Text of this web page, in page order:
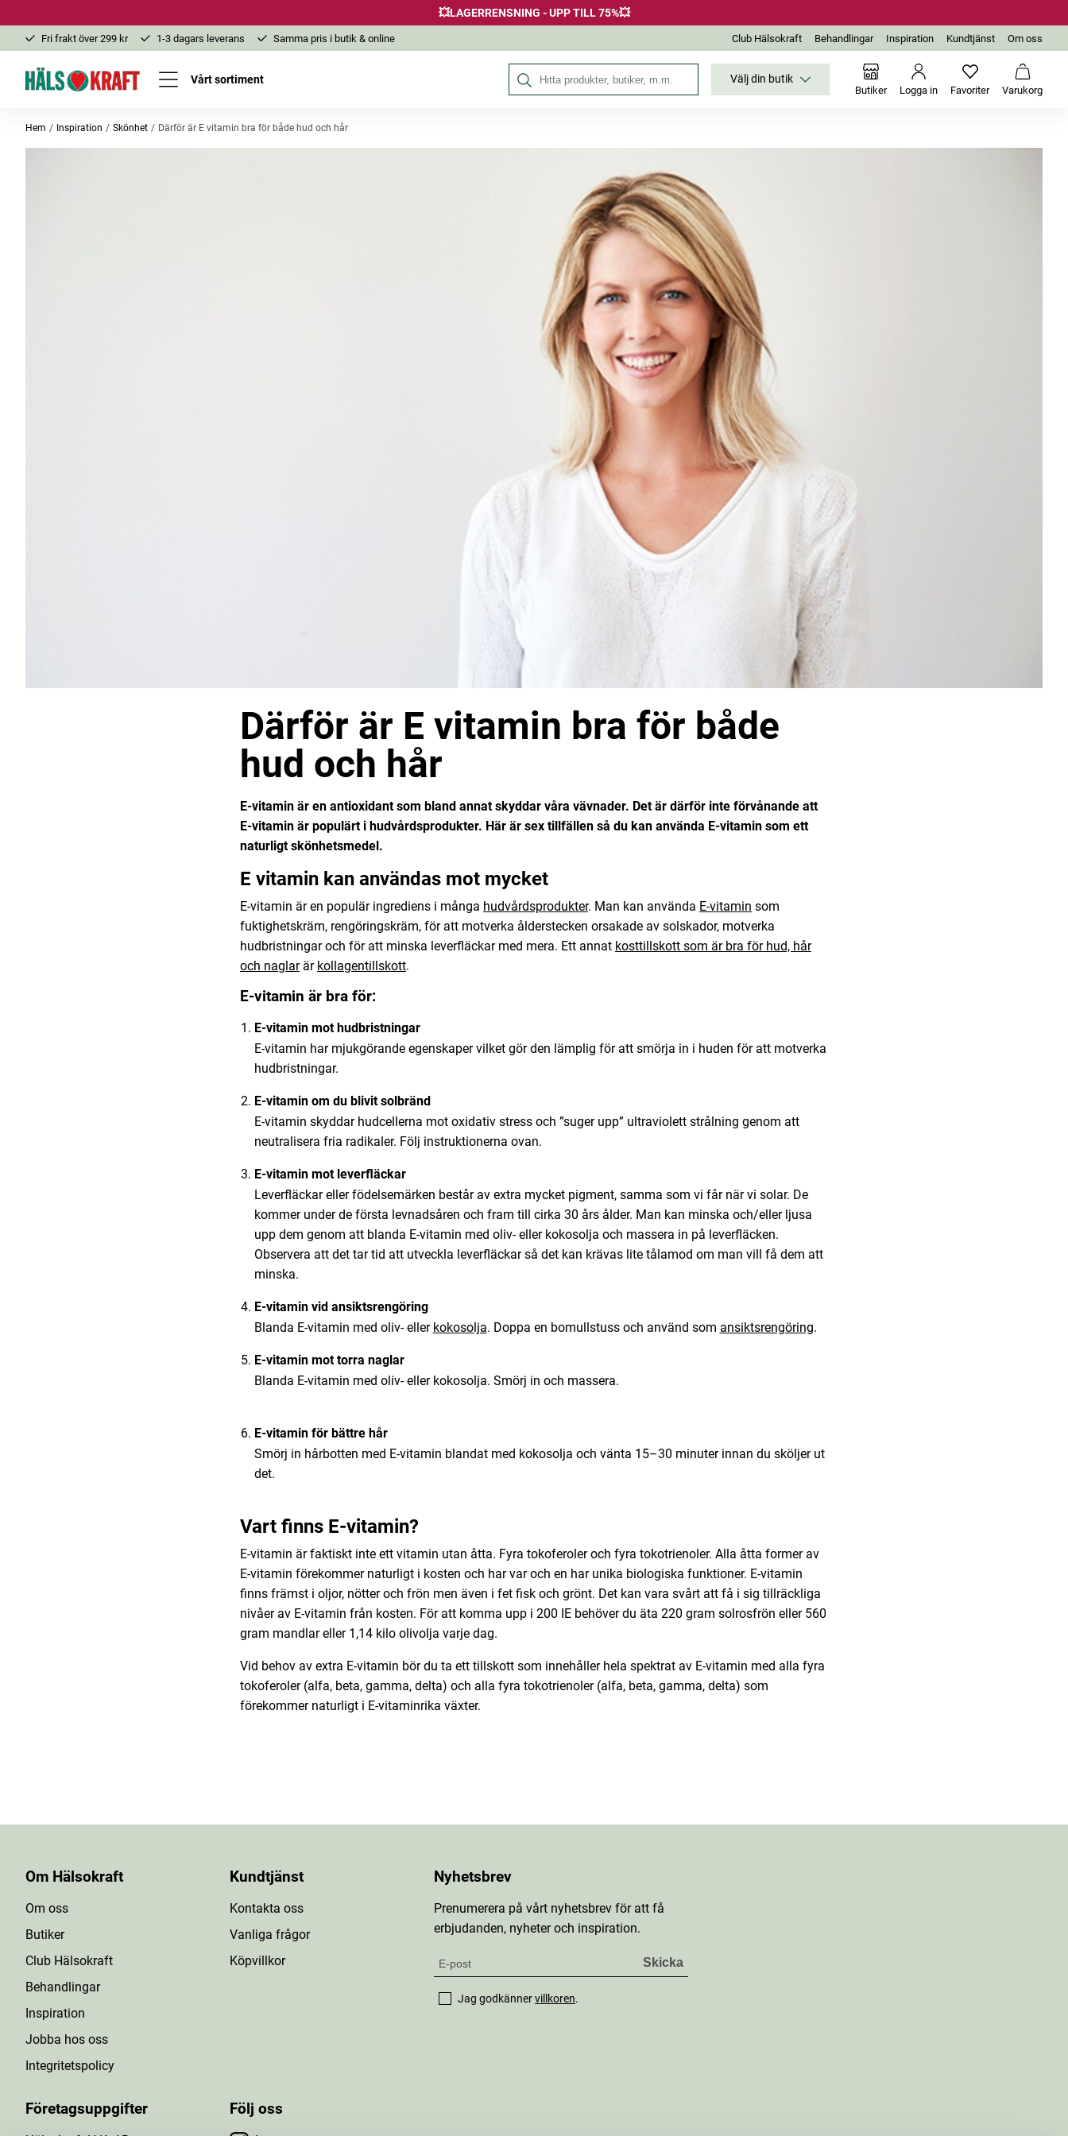
💥LAGERRENSNING - UPP TILL 75%💥
Fri frakt över 299 kr 1-3 dagars leverans Samma pris i butik & online Club Hälsokraft Behandlingar Inspiration Kundtjänst Om oss
Vårt sortiment Sök på Hälsokraft Välj din butik
Butiker Logga in FavoriterInga favoriter
Varukorg
Hem Inspiration Skönhet Därför är E vitamin bra för både hud och hår
Därför är E vitamin bra för både
hud och hår
E-vitamin är en antioxidant som bland annat skyddar våra vävnader. Det är därför inte förvånande att
E-vitamin är populärt i hudvårdsprodukter. Här är sex tillfällen så du kan använda E-vitamin som ett
naturligt skönhetsmedel.
E vitamin kan användas mot mycket
E-vitamin är en populär ingrediens i många hudvårdsprodukter. Man kan använda E-vitamin som
fuktighetskräm, rengöringskräm, för att motverka ålderstecken orsakade av solskador, motverka
hudbristningar och för att minska leverfläckar med mera. Ett annat kosttillskott som är bra för hud, hår
och naglarär kollagentillskott.
E-vitamin är bra för:
E-vitamin mot hudbristningar
E-vitamin har mjukgörande egenskaper vilket gör den lämplig för att smörja in i huden för att motverka
hudbristningar.
E-vitamin om du blivit solbränd
E-vitamin skyddar hudcellerna mot oxidativ stress och ”suger upp” ultraviolett strålning genom att
neutralisera fria radikaler. Följ instruktionerna ovan.
E-vitamin mot leverfläckar
Leverfläckar eller födelsemärken består av extra mycket pigment, samma som vi får när vi solar. De
kommer under de första levnadsåren och fram till cirka 30 års ålder. Man kan minska och/eller ljusa
upp dem genom att blanda E-vitamin med oliv- eller kokosolja och massera in på leverfläcken.
Observera att det tar tid att utveckla leverfläckar så det kan krävas lite tålamod om man vill få dem att
minska.
E-vitamin vid ansiktsrengöring
Blanda E-vitamin med oliv- eller kokosolja. Doppa en bomullstuss och använd som ansiktsrengöring.
E-vitamin mot torra naglar
Blanda E-vitamin med oliv- eller kokosolja. Smörj in och massera.
E-vitamin för bättre hår
Smörj in hårbotten med E-vitamin blandat med kokosolja och vänta 15–30 minuter innan du sköljer ut
det.
Vart finns E-vitamin?
E-vitamin är faktiskt inte ett vitamin utan åtta. Fyra tokoferoler och fyra tokotrienoler. Alla åtta former av
E-vitamin förekommer naturligt i kosten och har var och en har unika biologiska funktioner. E-vitamin
finns främst i oljor, nötter och frön men även i fet fisk och grönt. Det kan vara svårt att få i sig tillräckliga
nivåer av E-vitamin från kosten. För att komma upp i 200 IE behöver du äta 220 gram solrosfrön eller 560
gram mandlar eller 1,14 kilo olivolja varje dag.
Vid behov av extra E-vitamin bör du ta ett tillskott som innehåller hela spektrat av E-vitamin med alla fyra
tokoferoler (alfa, beta, gamma, delta) och alla fyra tokotrienoler (alfa, beta, gamma, delta) som
förekommer naturligt i E-vitaminrika växter.
Om Hälsokraft
Om oss
Butiker
Club Hälsokraft
Behandlingar
Inspiration
Jobba hos oss
Integritetspolicy
Kundtjänst
Kontakta oss
Vanliga frågor
Köpvillkor
Företagsuppgifter Följ oss
Nyhetsbrev
Prenumerera på vårt nyhetsbrev för att få
erbjudanden, nyheter och inspiration.
Jag godkännervillkoren.